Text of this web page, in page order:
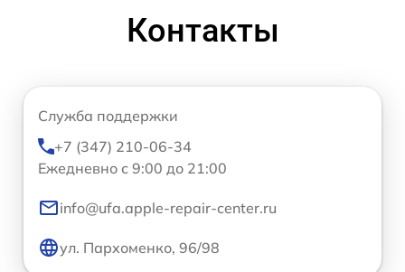
Контакты
Служба поддержки
+7 (347) 210-06-34
Ежедневно с 9:00 до 21:00
info@ufa.apple-repair-center.ru
ул. Пархоменко, 96/98